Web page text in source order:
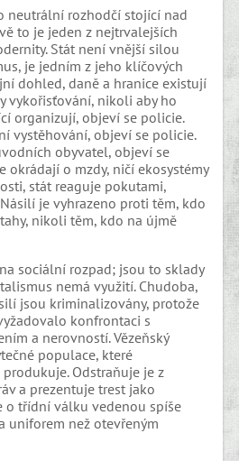
neutrální rozhodčí stojící nad
to je jeden z nejtrvalejších
Stát není vnější silou
je jedním z jeho klíčových
dohled, daně a hranice existují
vykořisťování, nikoli aby ho
organizují, objeví se policie.
vystěhování, objeví se policie.
obyvatel, objeví se
okrádají o mzdy, ničí ekosystémy
stát reaguje pokutami,
je vyhrazeno proti těm, kdo
nikoli těm, kdo na újmě
sociální rozpad; jsou to sklady
nemá využití. Chudoba,
jsou kriminalizovány, protože
konfrontaci s
a nerovností. Vězeňský
populace, které
Odstraňuje je z
a prezentuje trest jako
o třídní válku vedenou spíše
uniforem než otevřeným